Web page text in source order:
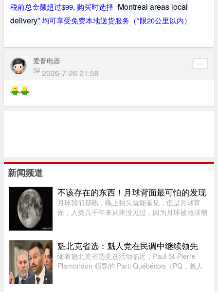
税前总金额超过$99, 购买时选择 “Montreal areas local
delivery”均可享受免费本地送货服务（*限20公里以内）
爱普电器
3# 2026-7-26 21:58
新闻频道
不该存在的东西！月球背面最可怕的发现
月球我们都熟，晚上抬头就能看见，但是月球背
面，人类几千年来从来没见过，因为月球被地球潮
面一样拥有14天一轮的完整白 ...
魁北克省选：魁人党在民调中继续领先
随着魁北克省选竞选活动临近，Paul St-Pierre
Plamondon 领导的 Parti Québécois（PQ，魁人